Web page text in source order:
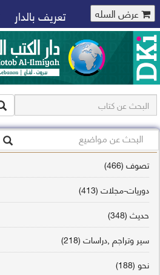
عرض السله تعريف بالدار
تصوف (466)
دوريات-مجلات (413)
حديث (348)
سير وتراجم ,دراسات (218)
نحو (188)